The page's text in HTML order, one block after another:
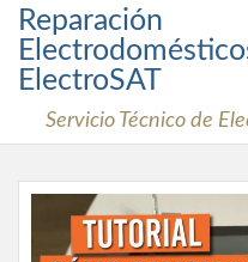
Skip
content
Reparación
ElectroSAT
Servicio Técnico de